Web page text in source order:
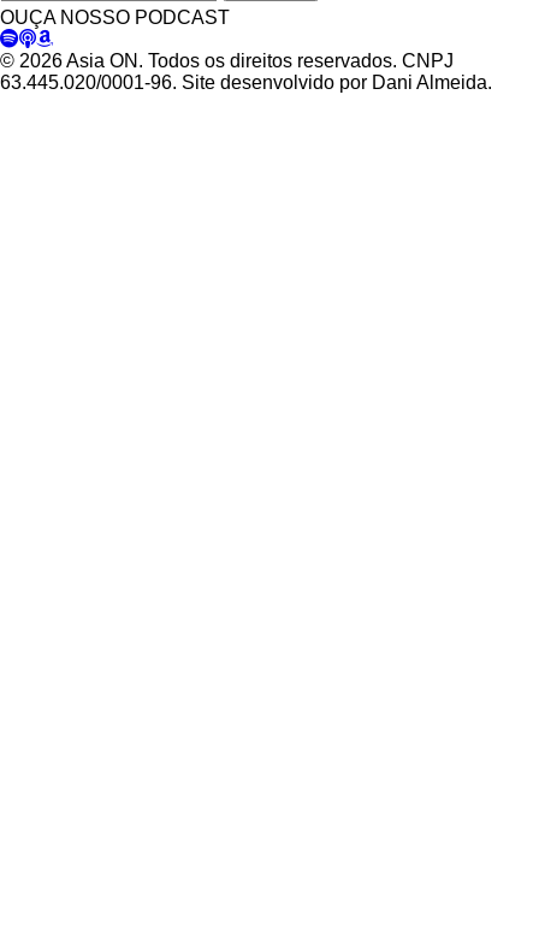
OUÇA NOSSO PODCAST
© 2026 Asia ON. Todos os direitos reservados. CNPJ
63.445.020/0001-96. Site desenvolvido por Dani Almeida.